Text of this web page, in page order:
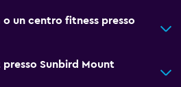
o un centro fitness presso
Sunbird Mount